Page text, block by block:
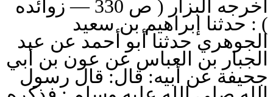
أخرجه البزار ( ص 330 — زوائده
) : حدثنا إبراهيم بن سعيد
الجوهري حدثنا أبو أحمد عن عبد
الجبار بن العباس عن عون بن أبي
جحيفة عن أبيه: قال: قال رسول